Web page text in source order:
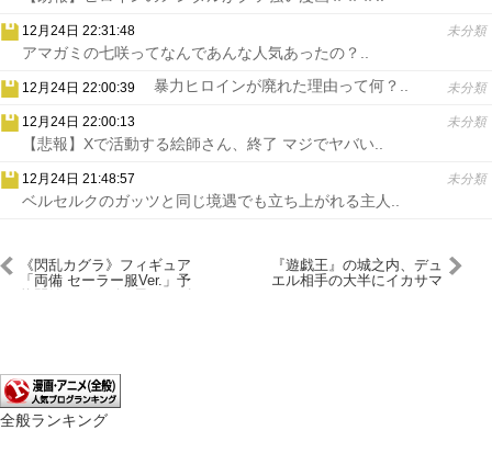
12月24日 22:31:48 未分類
アマガミの七咲ってなんであんな人気あったの？..
12月24日 22:00:39 未分類
暴力ヒロインが廃れた理由って何？..
12月24日 22:00:13 未分類
【悲報】Xで活動する絵師さん、終了 マジでヤバい..
12月24日 21:48:57 未分類
ベルセルクのガッツと同じ境遇でも立ち上がれる主人..
《閃乱カグラ》フィギュア
「両備 セーラー服Ver.」予
『遊戯王』の城之内、デュ
エル相手の大半にイカサマ
全般ランキング